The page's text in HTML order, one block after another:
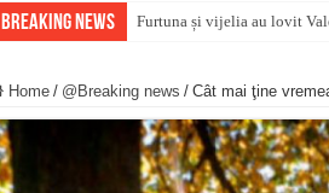
Breaking News Furtuna și vijelia au lovit
ANUNŢ OPRIRE ANUNŢ
Anunț important – Închidere
Ștrandul Termal Ring din
Home / @Breaking news / Cât mai ţine